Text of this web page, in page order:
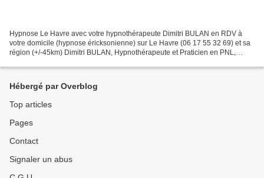
Hypnose Le Havre avec votre hypnothérapeute Dimitri BULAN en RDV à
votre domicile (hypnose éricksonienne) sur Le Havre (06 17 55 32 69) et sa
région (+/-45km) Dimitri BULAN, Hypnothérapeute et Praticien en PNL,
Hébergé par Overblog
Top articles
Pages
Contact
Signaler un abus